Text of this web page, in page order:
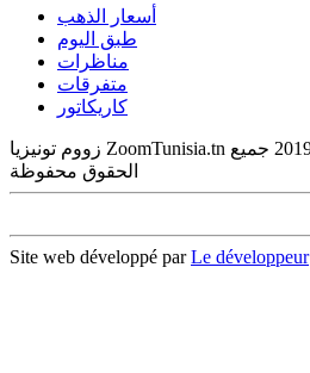
أسعار الذهب
طبق اليوم
مناظرات
متفرقات
كاريكاتور
زووم تونيزيا ZoomTunisia.tn جريدة إلكترونية جامعة - © 2019 جميع
الحقوق محفوظة
Site web développé parLe développeur